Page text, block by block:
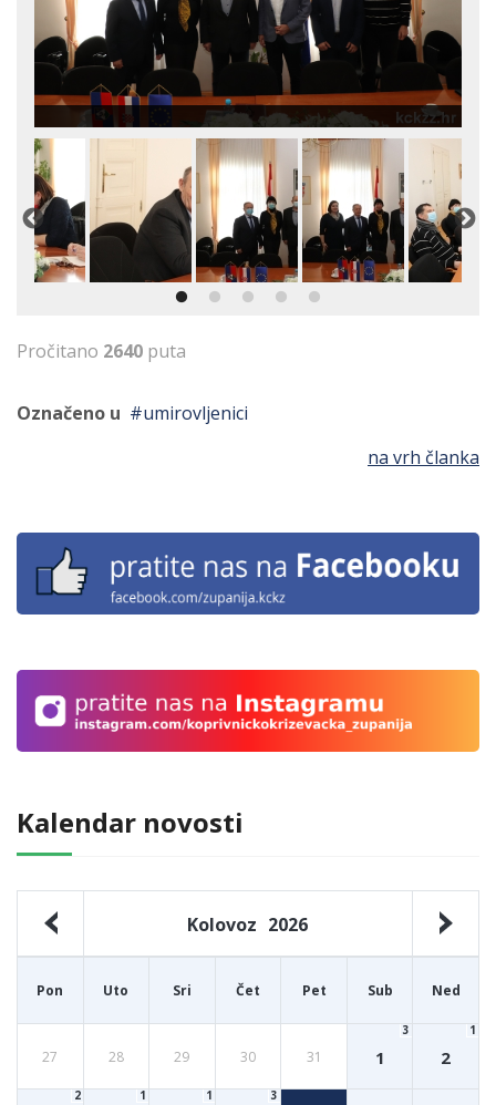
Kalendar novosti
Kolovoz 2026
Pon Uto Sri Čet Pet Sub Ned
27 28 29 30 31 1
3
2
1
2 1 1 3
Pročitano 2640 puta
Označeno u
umirovljenici
na vrh članka